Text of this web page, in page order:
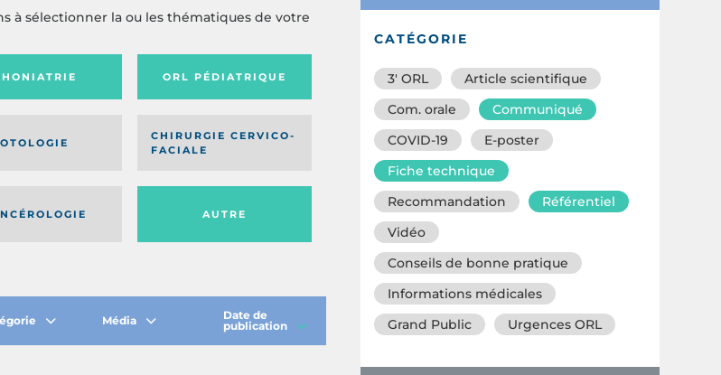
à sélectionner la ou les thématiques de votre
ORL PÉDIATRIQUE
OTOLOGIE
CHIRURGIE CERVICO-
FACIALE
AUTRE
Média
Date de
publication
CATÉGORIE
3′ ORL
Article scientifique
Com. orale
Communiqué
COVID-19
E-poster
Fiche technique
Recommandation
Référentiel
Vidéo
Conseils de bonne pratique
Informations médicales
Grand Public
Urgences ORL